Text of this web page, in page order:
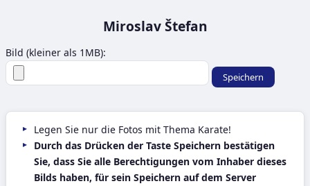
Miroslav Štefan
Bild (kleiner als 1MB):
Legen Sie nur die Fotos mit Thema Karate!
Durch das Drücken der Taste Speichern bestätigen
Sie, dass Sie alle Berechtigungen vom Inhaber dieses
Bilds haben, für sein Speichern auf dem Server